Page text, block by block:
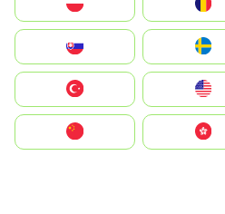
United States
中國香港特別行政區